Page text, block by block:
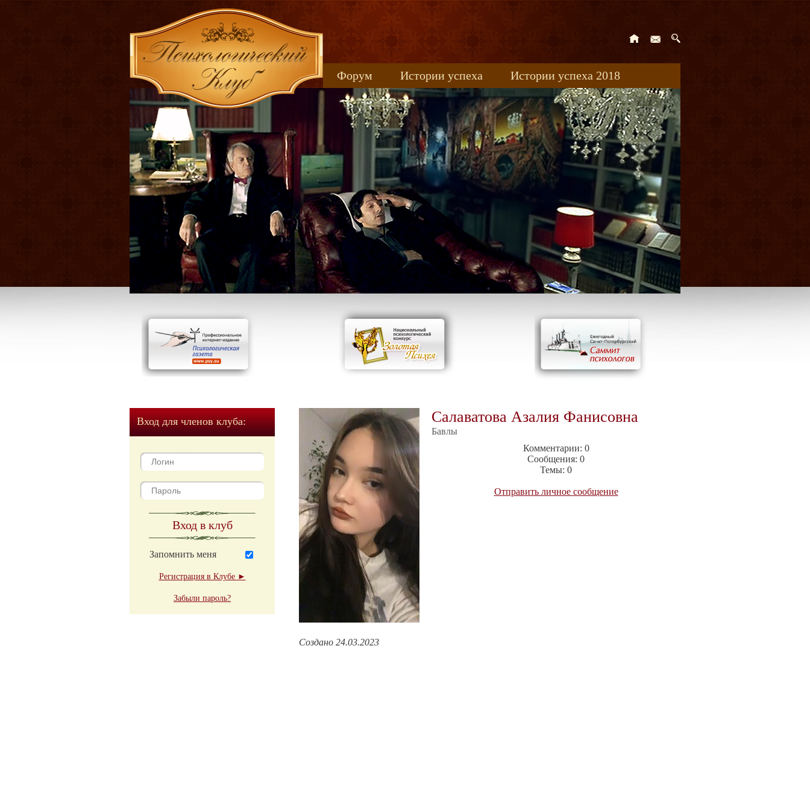
Форум Истории успеха
Истории успеха 2018
Книжные новинки
uspeh_2017
Вход для членов клуба:
Вход в клуб
Запомнить меня
Регистрация в Клубе ►
Забыли пароль?
Салаватова Азалия Фанисовна
Бавлы
Комментарии: 0
Сообщения: 0
Темы: 0
Отправить личное сообщение
Создано 24.03.2023